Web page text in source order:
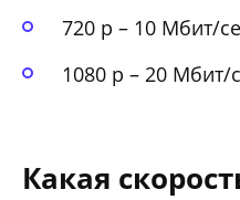
720 p – 10 Мбит/
1080 p – 20 Мбит/
Какая